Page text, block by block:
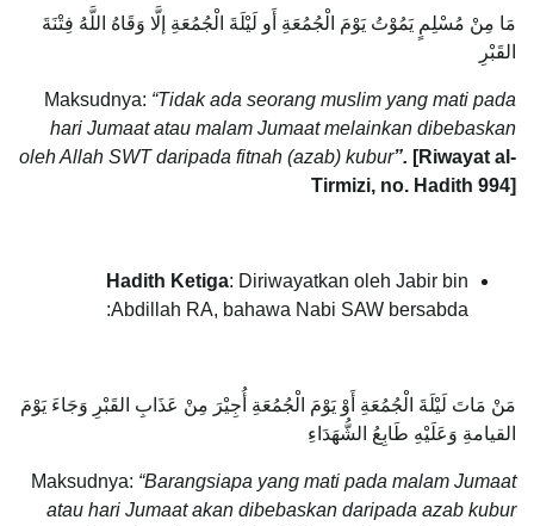
مَا مِنْ مُسْلِمٍ يَمُوْتُ يَوْمَ الْجُمُعَةِ أَو لَيْلَةَ الْجُمُعَةِ إلَّا وَقَاهُ اللَّهُ فِتْنَةَ
القَبْرِ
Maksudnya: “Tidak ada seorang muslim yang mati pada
hari Jumaat atau malam Jumaat melainkan dibebaskan
oleh Allah SWT daripada fitnah (azab) kubur”. [Riwayat al-
Tirmizi, no. Hadith 994]
Hadith Ketiga: Diriwayatkan oleh Jabir bin
Abdillah RA, bahawa Nabi SAW bersabda:
مَنْ مَاتَ لَيْلَةَ الْجُمُعَةِ أَوْ يَوْمَ الْجُمُعَةِ أُجِيْرَ مِنْ عَذَابِ القَبْرِ وَجَاءَ يَوْمَ
القيامةِ وَعَلَيْهِ طَابِعُ الشُّهَدَاءِ
Maksudnya: “Barangsiapa yang mati pada malam Jumaat
atau hari Jumaat akan dibebaskan daripada azab kubur